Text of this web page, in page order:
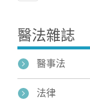
醫法雜誌
醫事法
法律